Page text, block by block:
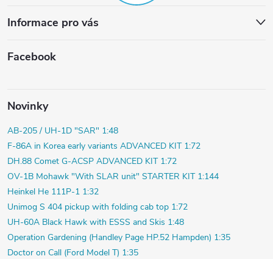
Informace pro vás
Facebook
Novinky
AB-205 / UH-1D "SAR" 1:48
F-86A in Korea early variants ADVANCED KIT 1:72
DH.88 Comet G-ACSP ADVANCED KIT 1:72
OV-1B Mohawk "With SLAR unit" STARTER KIT 1:144
Heinkel He 111P-1 1:32
Unimog S 404 pickup with folding cab top 1:72
UH-60A Black Hawk with ESSS and Skis 1:48
Operation Gardening (Handley Page HP.52 Hampden) 1:35
Doctor on Call (Ford Model T) 1:35